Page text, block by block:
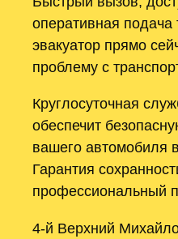
оперативная подача
эвакуатор прямо
проблему с
Круглосуточная
обеспечит
вашего автомобиля
Гарантия
профессиональный
4-й Верхний